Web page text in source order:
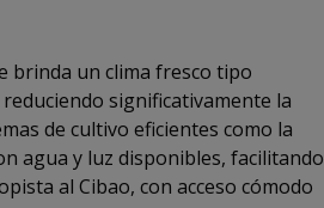
brinda un clima fresco tipo
significativamente la
de cultivo eficientes como la
agua y luz disponibles, facilitando
al Cibao, con acceso cómodo